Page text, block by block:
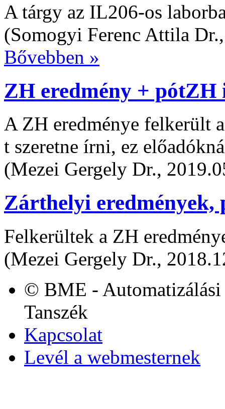
A tárgy az IL206-os
(Somogyi Ferenc Attila
Bővebben »
ZH eredmény + pótZH
A ZH eredménye felkerült
t szeretne írni, ez
(Mezei Gergely Dr.,
Zárthelyi eredmények,
Felkerültek a ZH
(Mezei Gergely Dr.,
© BME -
Tanszék
Kapcsolat
Levél a webmesternek